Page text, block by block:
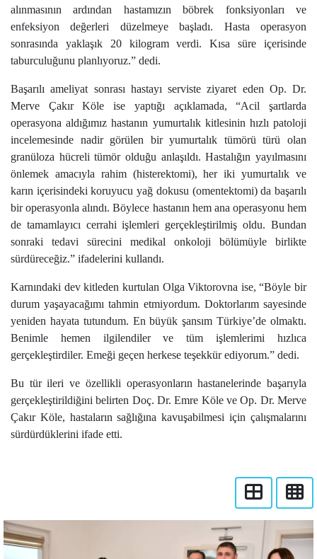
alınmasının ardından hastamızın böbrek fonksiyonları ve
enfeksiyon değerleri düzelmeye başladı. Hasta operasyon
sonrasında yaklaşık 20 kilogram verdi. Kısa süre içerisinde
taburculuğunu planlıyoruz.” dedi.
Başarılı ameliyat sonrası hastayı serviste ziyaret eden Op. Dr.
Merve Çakır Köle ise yaptığı açıklamada, “Acil şartlarda
operasyona aldığımız hastanın yumurtalık kitlesinin hızlı patoloji
incelemesinde nadir görülen bir yumurtalık tümörü türü olan
granüloza hücreli tümör olduğu anlaşıldı. Hastalığın yayılmasını
önlemek amacıyla rahim (histerektomi), her iki yumurtalık ve
karın içerisindeki koruyucu yağ dokusu (omentektomi) da başarılı
bir operasyonla alındı. Böylece hastanın hem ana operasyonu hem
de tamamlayıcı cerrahi işlemleri gerçekleştirilmiş oldu. Bundan
sonraki tedavi sürecini medikal onkoloji bölümüyle birlikte
sürdüreceğiz.” ifadelerini kullandı.
Karnındaki dev kitleden kurtulan Olga Viktorovna ise, “Böyle bir
durum yaşayacağımı tahmin etmiyordum. Doktorlarım sayesinde
yeniden hayata tutundum. En büyük şansım Türkiye’de olmaktı.
Benimle hemen ilgilendiler ve tüm işlemlerimi hızlıca
gerçekleştirdiler. Emeği geçen herkese teşekkür ediyorum.” dedi.
Bu tür ileri ve özellikli operasyonların hastanelerinde başarıyla
gerçekleştirildiğini belirten Doç. Dr. Emre Köle ve Op. Dr. Merve
Çakır Köle, hastaların sağlığına kavuşabilmesi için çalışmalarını
sürdürdüklerini ifade etti.